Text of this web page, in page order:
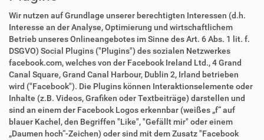
Wir nutzen auf Grundlage unserer berechtigten Interessen (d.h.
Interesse an der Analyse, Optimierung und wirtschaftlichem
Betrieb unseres Onlineangebotes im Sinne des Art. 6 Abs. 1 lit. f.
DSGVO) Social Plugins ("Plugins") des sozialen Netzwerkes
facebook.com, welches von der Facebook Ireland Ltd., 4 Grand
Canal Square, Grand Canal Harbour, Dublin 2, Irland betrieben
wird ("Facebook"). Die Plugins können Interaktionselemente oder
Inhalte (z.B. Videos, Grafiken oder Textbeiträge) darstellen und
sind an einem der Facebook Logos erkennbar (weißes „f“ auf
blauer Kachel, den Begriffen "Like", "Gefällt mir" oder einem
„Daumen hoch“-Zeichen) oder sind mit dem Zusatz "Facebook